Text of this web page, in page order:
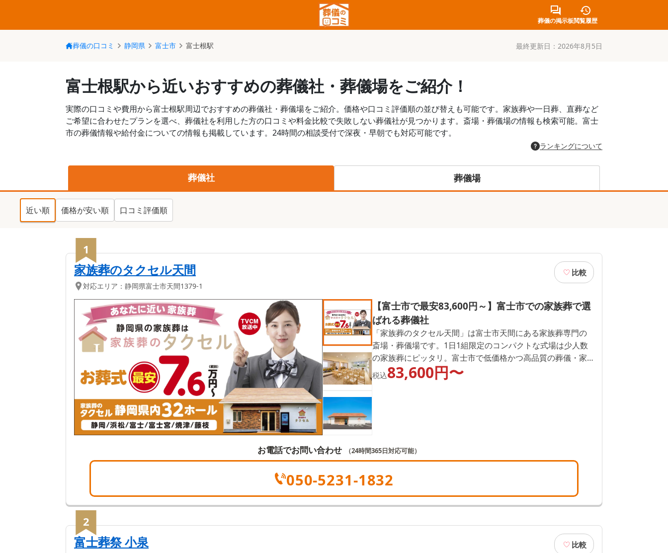
葬儀の掲示板閲覧履歴
葬儀の口コミ 静岡県 富士市 富士根駅 最終更新日： 2026年8月5日
富士根駅から近いおすすめの葬儀社・葬儀場をご紹介！
実際の口コミや費用から富士根駅周辺でおすすめの葬儀社・葬儀場をご紹介。価格や口コミ評価順の並び替えも可能です。家族葬や一日葬、直葬など
ご希望に合わせたプランを選べ、葬儀社を利用した方の口コミや料金比較で失敗しない葬儀社が見つかります。斎場・葬儀場の情報も検索可能。富士
市の葬儀情報や給付金についての情報も掲載しています。24時間の相談受付で深夜・早朝でも対応可能です。
ランキングについて
葬儀社 葬儀場
近い順 価格が安い順 口コミ評価順
1
家族葬のタクセル天間
対応エリア： 静岡県富士市天間1379-1
比較
【富士市で最安83,600円～】富士市での家族葬で選
ばれる葬儀社
「家族葬のタクセル天間」は富士市天間にある家族葬専門の
斎場・葬儀場です。1日1組限定のコンパクトな式場は少人数
の家族葬にピッタリ。富士市で低価格かつ高品質の葬儀・家
族葬をご提案します。24時間365日対応していますので、気軽
にご相談ください。
税込83,600円〜
お電話でお問い合わせ （24時間365日対応可能）
050-5231-1832
2
富士葬祭 小泉 比較